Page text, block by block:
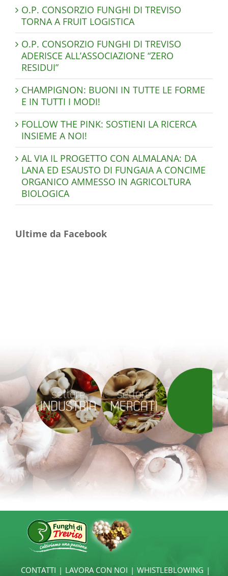
O.P. CONSORZIO FUNGHI DI TREVISO
TORNA A FRUIT LOGISTICA
O.P. CONSORZIO FUNGHI DI TREVISO
ADERISCE ALL’ASSOCIAZIONE “ZERO
RESIDUI”
CHAMPIGNON: BUONI IN TUTTE LE FORME
E IN TUTTI I MODI!
FOLLOW THE PINK: SOSTIENI LA RICERCA
INSIEME A NOI!
AL VIA IL PROGETTO CON ALMALANA: DA
LANA ED ESAUSTO DI FUNGAIA A CONCIME
ORGANICO AMMESSO IN AGRICOLTURA
BIOLOGICA
Ultime da Facebook
settore
MERCATI
settore
GDO
CONTATTI LAVORA CON NOI WHISTLEBLOWING